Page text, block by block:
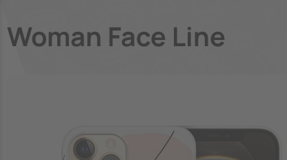
Woman Face Line